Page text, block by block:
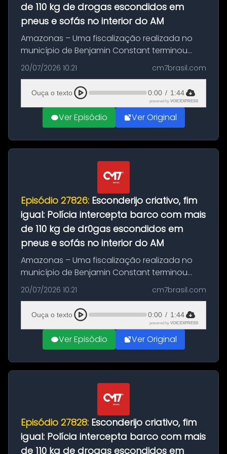
de 110 kg de drogas escondidos em
pneus e sofás no interior do AM
Amazonas – Uma fiscalização realizada no
município de Benjamin Constant terminou
com a apreensão de aproximadamente 115
quilos de entorpecentes em uma
embarcação atracada no porto da cidade. O
materia...
20/07/2026 10:21 cm7brasil.com
Ouça o texto 0:00 / 1:44
powered by VOICEXPRESS
Ver Episódio Ver Original
Episódio 27826: Esconderijo criativo, fim
igual: Polícia intercepta barco com mais
de 110 kg de dr0gas escondidos em
pneus e sofás no interior do AM
Amazonas – Uma fiscalização realizada no
município de Benjamin Constant terminou
com a apreensão de aproximadamente 115
quilos de entorpecentes em uma
embarcação atracada no porto da cidade. O
materia...
20/07/2026 10:21 cm7brasil.com
Ouça o texto 0:00 / 1:44
powered by VOICEXPRESS
Ver Episódio Ver Original
Episódio 27828: Esconderijo criativo, fim
igual: Polícia intercepta barco com mais
de 110 kg de drogas escondidos em